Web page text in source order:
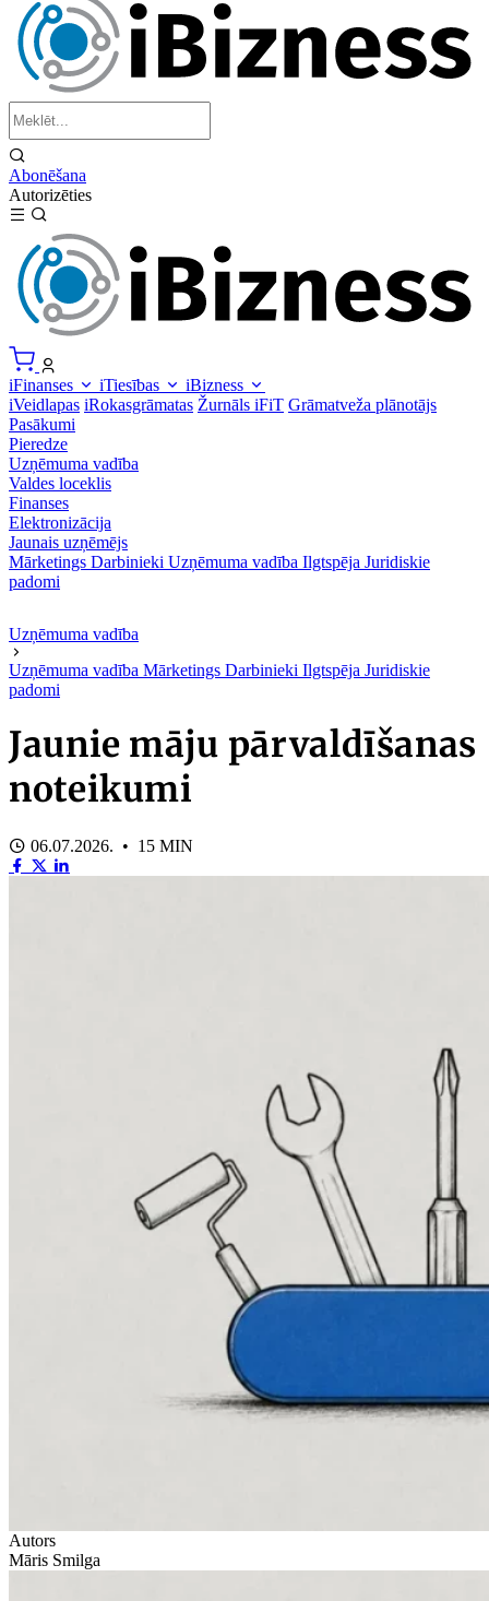
Abonēšana
Autorizēties
iFinanses iTiesības
iBizness
iVeidlapas iRokasgrāmatas Žurnāls iFiT Grāmatveža plānotājs
Pasākumi
Pieredze
Uzņēmuma vadība
Valdes loceklis
Finanses
Elektronizācija
Jaunais uzņēmējs
Mārketings Darbinieki Uzņēmuma vadība Ilgtspēja Juridiskie
padomi
Uzņēmuma vadība
Uzņēmuma vadība Mārketings Darbinieki Ilgtspēja Juridiskie
padomi
Jaunie māju pārvaldīšanas
noteikumi
06.07.2026. • 15 MIN
Autors
Māris Smilga